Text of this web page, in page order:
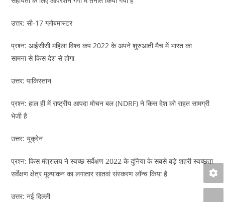
उत्तर: सी-17 ग्लोबमास्टर
प्रश्न: आईसीसी महिला विश्व कप 2022 के अपने शुरुआती मैच में भारत का
सामना से किस देश से होगा
उत्तर: पाकिस्तान
प्रश्न: हाल ही में राष्ट्रीय आपदा मोचन बल (NDRF) ने किस देश को राहत सामग्री
भेजी है
उत्तर: यूक्रेन
प्रश्न: किस मंत्रालय ने स्वच्छ सर्वेक्षण 2022 के दुनिया के सबसे बड़े शहरी स्वच्छता
सर्वेक्षण क्षेत्र मूल्यांकन का लगातार सातवां संस्करण लॉन्च किया है
उत्तर: नई दिल्ली